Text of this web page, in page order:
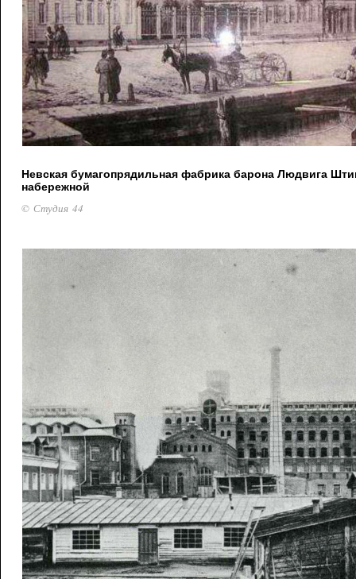
Невская бумагопрядильная фабрика барона Людвига
набережной
© Студия 44